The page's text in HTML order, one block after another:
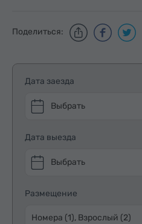
Поделиться:
Дата заезда
Выбрать
Дата выезда
Выбрать
Размещение
Номера (1), Взрослый (2)